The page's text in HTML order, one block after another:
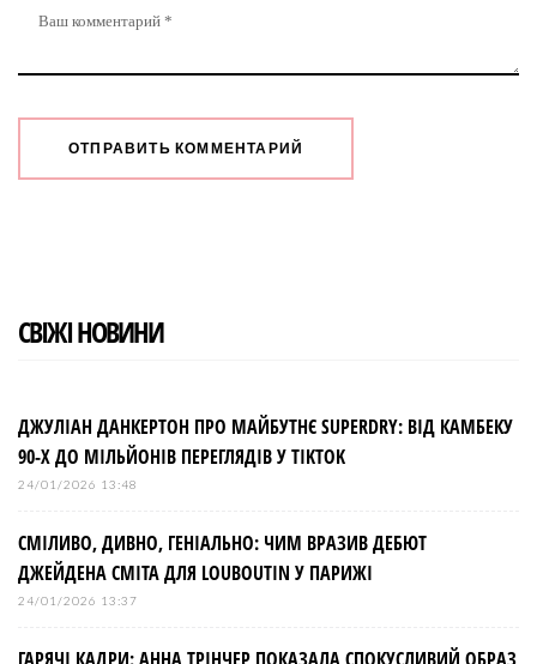
СВІЖІ НОВИНИ
ДЖУЛІАН ДАНКЕРТОН ПРО МАЙБУТНЄ SUPERDRY: ВІД КАМБЕКУ
90-Х ДО МІЛЬЙОНІВ ПЕРЕГЛЯДІВ У TIKTOK
24/01/2026 13:48
СМІЛИВО, ДИВНО, ГЕНІАЛЬНО: ЧИМ ВРАЗИВ ДЕБЮТ
ДЖЕЙДЕНА СМІТА ДЛЯ LOUBOUTIN У ПАРИЖІ
24/01/2026 13:37